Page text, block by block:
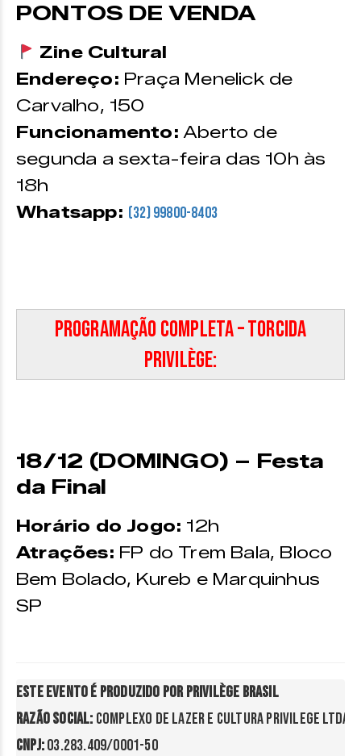
PONTOS DE VENDA
Zine Cultural
Endereço: Praça Menelick de
Carvalho, 150
Funcionamento:Aberto de
segunda a sexta-feira das 10h às
18h
Whatsapp: (32) 99800-8403
Programação Completa – Torcida
Privilège:
18/12 (DOMINGO) – Festa
da Final
Horário do Jogo: 12h
Atrações: FP do Trem Bala, Bloco
Bem Bolado, Kureb e Marquinhus
SP
Este evento é produzido por Privilège Brasil
Razão Social: COMPLEXO DE LAZER E CULTURA PRIVILEGE LTDA
CNPJ: 03.283.409/0001-50